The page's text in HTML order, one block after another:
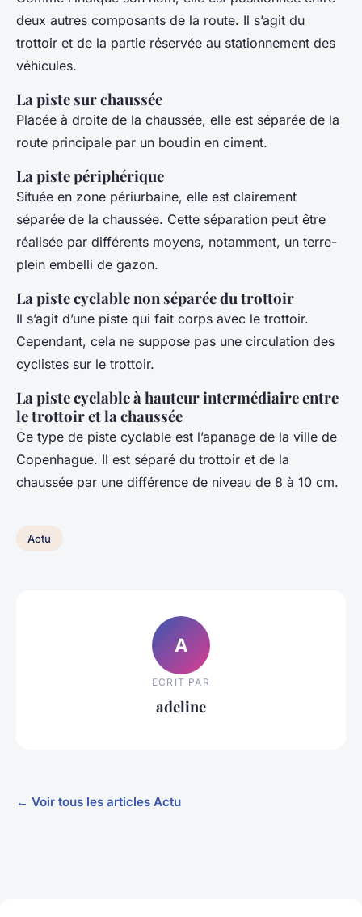
deux autres composants de la route. Il s’agit du
trottoir et de la partie réservée au stationnement des
véhicules.
La piste sur chaussée
Placée à droite de la chaussée, elle est séparée de la
route principale par un boudin en ciment.
La piste périphérique
Située en zone périurbaine, elle est clairement
séparée de la chaussée. Cette séparation peut être
réalisée par différents moyens, notamment, un terre-
plein embelli de gazon.
La piste cyclable non séparée du trottoir
Il s’agit d’une piste qui fait corps avec le trottoir.
Cependant, cela ne suppose pas une circulation des
cyclistes sur le trottoir.
La piste cyclable à hauteur intermédiaire entre
le trottoir et la chaussée
Ce type de piste cyclable est l’apanage de la ville de
Copenhague. Il est séparé du trottoir et de la
chaussée par une différence de niveau de 8 à 10 cm.
Actu
A
ECRIT PAR
adeline
← Voir tous les articles Actu